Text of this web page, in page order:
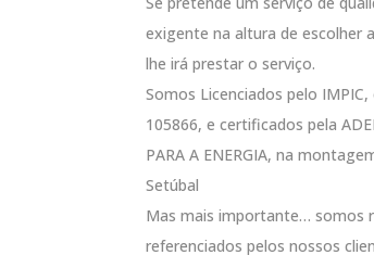
exigente na altura de escolher
lhe irá prestar o serviço.
Somos Licenciados pelo IMPIC,
105866, e certificados pela
PARA A ENERGIA, na
Setúbal
Mas mais importante… somos
referenciados pelos nossos